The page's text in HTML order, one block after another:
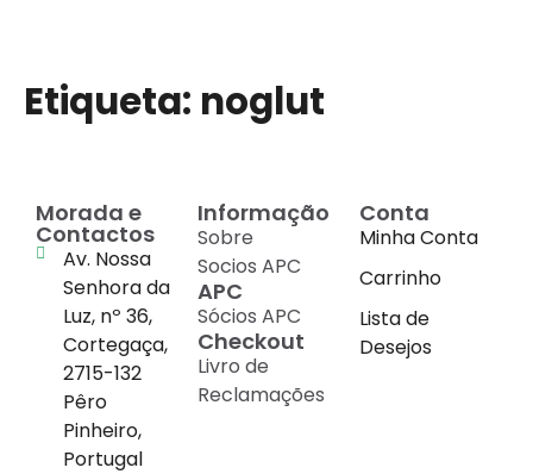
Etiqueta: noglut
Morada e
Contactos
Av. Nossa
Senhora da
Luz, nº 36,
Cortegaça,
2715-132
Pêro
Pinheiro,
Portugal
Informação
Sobre
Socios APC
APC
Sócios APC
Checkout
Livro de
Reclamações
Conta
Minha Conta
Carrinho
Lista de
Desejos